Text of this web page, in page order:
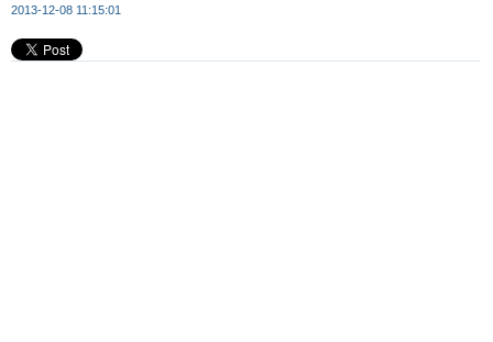
2013-12-08 11:15:01